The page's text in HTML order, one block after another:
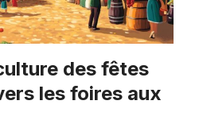
des fêtes
les foires aux